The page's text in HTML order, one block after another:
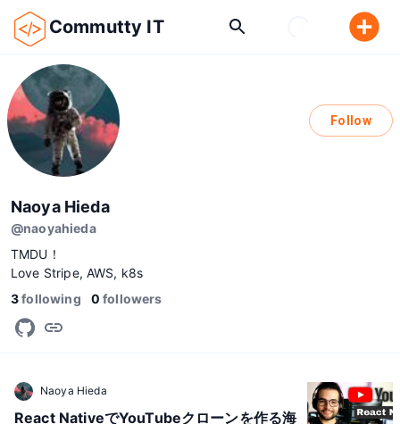
Commutty IT
Follow
Naoya Hieda
@naoyahieda
TMDU！
Love Stripe, AWS, k8s
3following 0 followers
Naoya Hieda
React NativeでYouTubeクローンを作る海